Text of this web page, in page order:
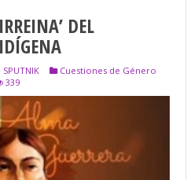
DEL
Cuestiones de Género
339